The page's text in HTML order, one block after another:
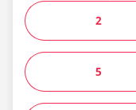
2
5